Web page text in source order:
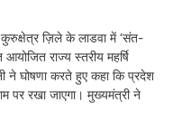
ज़िले के लाडवा में ‘संत-
राज्य स्तरीय महर्षि
ने घोषणा करते हुए कहा कि प्रदेश
पर रखा जाएगा। मुख्यमंत्री ने